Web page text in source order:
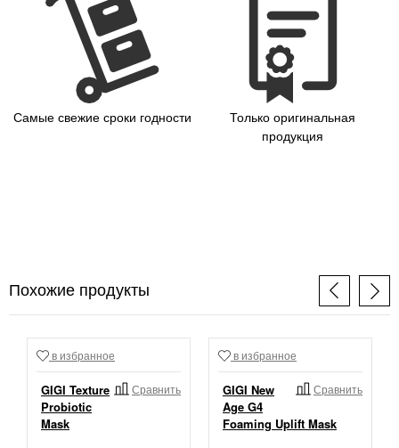
Самые свежие сроки годности
Только оригинальная
продукция
Похожие продукты
в избранное
Сравнить
GIGI Texture
Probiotic
Mask
в избранное
Сравнить
GIGI New
Age G4
Foaming Uplift Mask